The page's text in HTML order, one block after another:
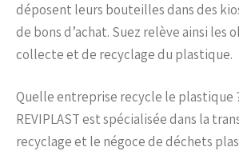
déposent leurs bouteilles dans des
de bons d’achat. Suez relève ainsi les
collecte et de recyclage du plastique.
Quelle entreprise recycle le plastique
REVIPLAST est spécialisée dans la
recyclage et le négoce de déchets